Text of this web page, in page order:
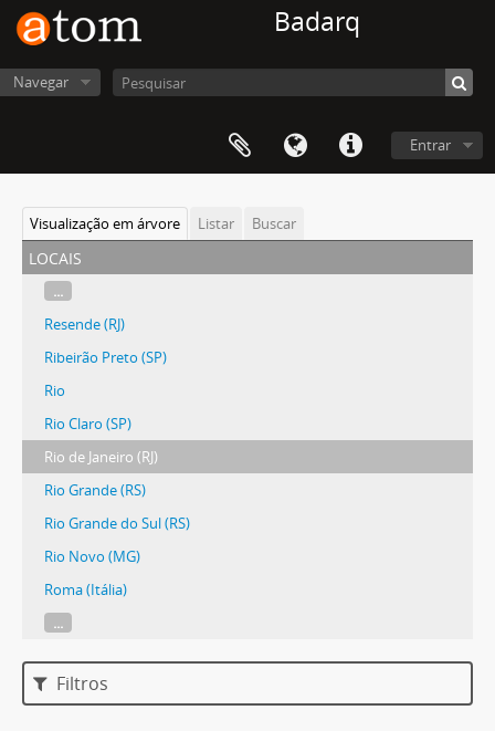
Badarq
Navegar
Entrar
Visualização em árvore Listar Buscar
locais
...
Resende (RJ)
Ribeirão Preto (SP)
Rio
Rio Claro (SP)
Rio de Janeiro (RJ)
Rio Grande (RS)
Rio Grande do Sul (RS)
Rio Novo (MG)
Roma (Itália)
...
Filtros